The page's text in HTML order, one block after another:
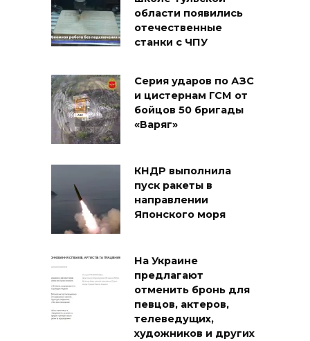
области появились
отечественные
станки с ЧПУ
Серия ударов по АЗС
и цистернам ГСМ от
бойцов 50 бригады
«Варяг»
КНДР выполнила
пуск ракеты в
направлении
Японского моря
На Украине
предлагают
отменить бронь для
певцов, актеров,
телеведущих,
художников и других